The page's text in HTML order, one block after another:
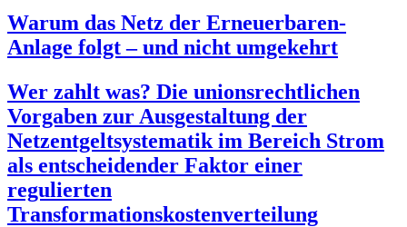
Warum das Netz der Erneuerbaren-
Anlage folgt – und nicht umgekehrt
Wer zahlt was? Die unionsrechtlichen
Vorgaben zur Ausgestaltung der
Netzentgeltsystematik im Bereich Strom
als entscheidender Faktor einer
regulierten
Transformationskostenverteilung